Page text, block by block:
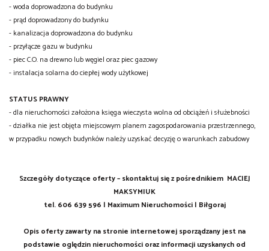
- woda doprowadzona do budynku
- prąd doprowadzony do budynku
- kanalizacja doprowadzona do budynku
- przyłącze gazu w budynku
- piec C.O. na drewno lub węgiel oraz piec gazowy
- instalacja solarna do ciepłej wody użytkowej
STATUS PRAWNY
- dla nieruchomości założona księga wieczysta wolna od obciążeń i służebności
- działka nie jest objęta miejscowym planem zagospodarowania przestrzennego,
w przypadku nowych budynków należy uzyskać decyzję o warunkach zabudowy
Szczegóły dotyczące oferty – skontaktuj się z pośrednikiem MACIEJ
MAKSYMIUK
tel. 606 639 596 | Maximum Nieruchomości | Biłgoraj
Opis oferty zawarty na stronie internetowej sporządzany jest na
podstawie oględzin nieruchomości oraz informacji uzyskanych od